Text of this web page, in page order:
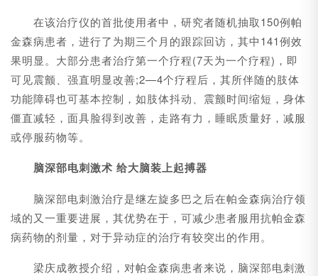
在该治疗仪的首批使用者中，研究者随机抽取150例帕
金森病患者，进行了为期三个月的跟踪回访，其中141例效
果明显。大部分患者治疗第一个疗程(7天为一个疗程)，即
可见震颤、强直明显改善;2—4个疗程后，其所伴随的肢体
功能障碍也可基本控制，如肢体抖动、震颤时间缩短，身体
僵直减轻，面具脸得到改善，走路有力，睡眠质量好，减服
或停服药物等。
脑深部电刺激术 给大脑装上起搏器
脑深部电刺激治疗是继左旋多巴之后在帕金森病治疗领
域的又一重要进展，其优势在于，可减少患者服用抗帕金森
病药物的剂量，对于异动症的治疗有较突出的作用。
梁庆成教授介绍，对帕金森病患者来说，脑深部电刺激